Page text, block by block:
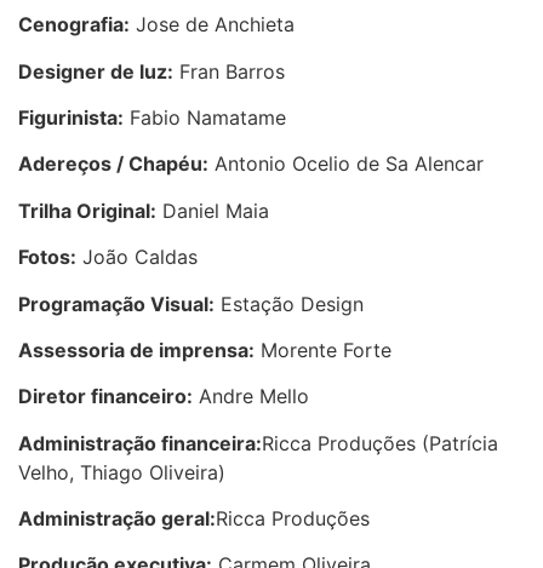
Cenografia: Jose de Anchieta
Designer de luz: Fran Barros
Figurinista: Fabio Namatame
Adereços / Chapéu: Antonio Ocelio de Sa Alencar
Trilha Original: Daniel Maia
Fotos: João Caldas
Programação Visual: Estação Design
Assessoria de imprensa: Morente Forte
Diretor financeiro: Andre Mello
Administração financeira:Ricca Produções (Patrícia
Velho, Thiago Oliveira)
Administração geral:Ricca Produções